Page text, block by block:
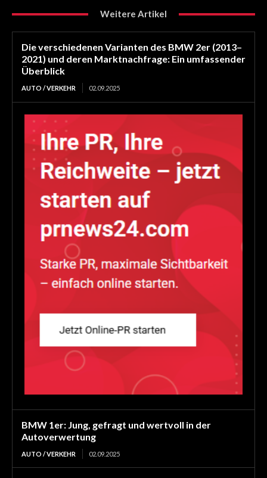
Weitere Artikel
Die verschiedenen Varianten des BMW 2er (2013–
2021) und deren Marktnachfrage: Ein umfassender
Überblick
AUTO / VERKEHR 02.09.2025
BMW 1er: Jung, gefragt und wertvoll in der
Autoverwertung
AUTO / VERKEHR 02.09.2025